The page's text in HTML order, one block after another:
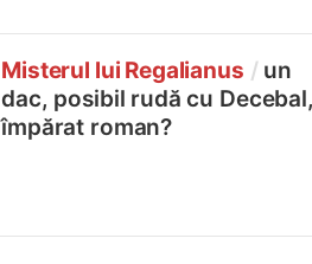
Misterul lui Regalianus / un
dac, posibil rudă cu
împărat roman?